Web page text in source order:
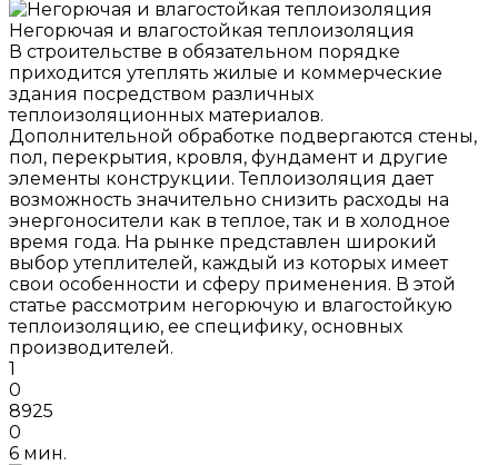
Негорючая и влагостойкая теплоизоляция
В строительстве в обязательном порядке
приходится утеплять жилые и коммерческие
здания посредством различных
теплоизоляционных материалов.
Дополнительной обработке подвергаются стены,
пол, перекрытия, кровля, фундамент и другие
элементы конструкции. Теплоизоляция дает
возможность значительно снизить расходы на
энергоносители как в теплое, так и в холодное
время года. На рынке представлен широкий
выбор утеплителей, каждый из которых имеет
свои особенности и сферу применения. В этой
статье рассмотрим негорючую и влагостойкую
теплоизоляцию, ее специфику, основных
производителей.
1
0
8925
0
6 мин.